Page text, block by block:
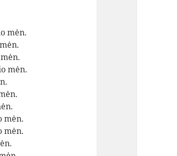
mėn.
mėn.
mėn.
mėn.